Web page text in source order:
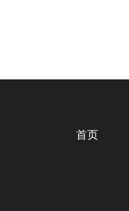
首页